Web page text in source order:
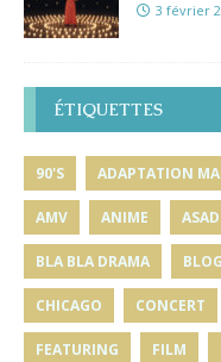
3 février
ÉTIQUETTES
90'S ADAPTATION
AMV ANIME
BLA BLA DRAMA BLOG
CHICAGO CONCERT
FEATURING FILM